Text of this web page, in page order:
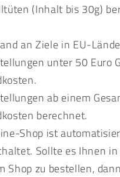
(Inhalt bis 30g)
an Ziele in EU-
unter 50 Euro
ab einem
berechnet.
Shop ist
Sollte es Ihnen
Shop zu bestellen,